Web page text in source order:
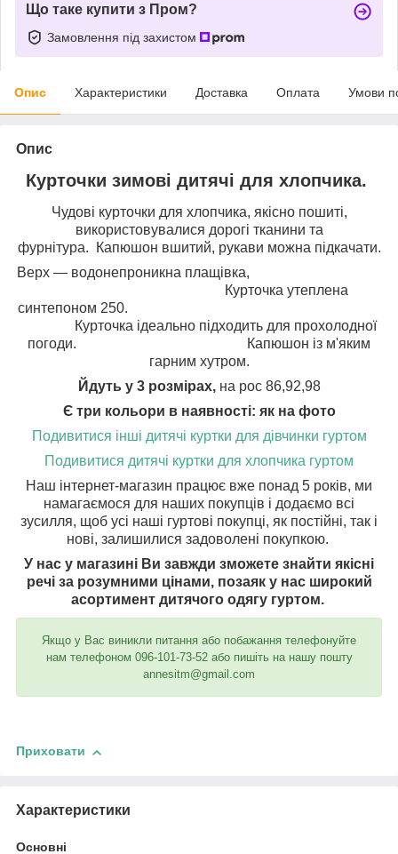
Що таке купити з Пром?
Замовлення під захистом
Опис Характеристики Доставка Оплата Умови
Опис
Курточки зимові дитячі для хлопчика.
Чудові курточки для хлопчика, якісно пошиті,
використовувалися дорогі тканини та
фурнітура. Капюшон вшитий, рукави можна підкачати.
Верх — водонепроникна плащівка,
Курточка утеплена
синтепоном 250.
Курточка ідеально підходить для прохолодної
погоди. Капюшон із м'яким
гарним хутром.
Йдуть у 3 розмірах,на рос 86,92,98
Є три кольори в наявності: як на фото
Подивитися інші дитячі куртки для дівчинки гуртом
Подивитися дитячі куртки для хлопчика гуртом
Наш інтернет-магазин працює вже понад 5 років, ми
намагаємося для наших покупців і додаємо всі
зусилля, щоб усі наші гуртові покупці, як постійні, так і
нові, залишилися задоволені покупкою.
У нас у магазині Ви завжди зможете знайти якісні
речі за розумними цінами, позаяк у нас широкий
асортимент дитячого одягу гуртом.
Якщо у Вас виникли питання або побажання телефонуйте
нам телефоном 096-101-73-52 або пишіть на нашу пошту
annesitm@gmail.com
Приховати
Характеристики
Основні